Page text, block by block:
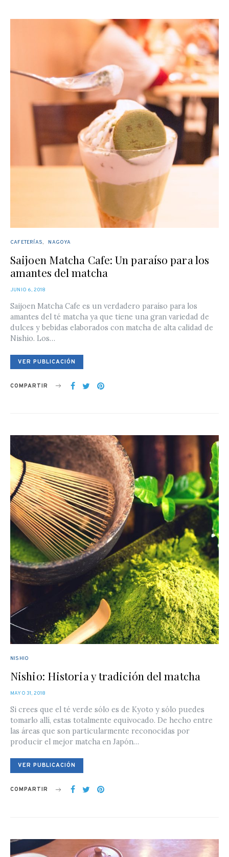
CAFETERÍAS NAGOYA
Saijoen Matcha Cafe: Un paraíso para los
amantes del matcha
POSTED
JUNIO 6, 2018
Saijoen Matcha Cafe es un verdadero paraíso para los
amantes del té matcha ya que tiene una gran variedad de
dulces y bebidas elaborados con matcha de alta calidad de
Nishio. Los…
VER PUBLICACIÓN
COMPARTIR
NISHIO
Nishio: Historia y tradición del matcha
POSTED
MAYO 31, 2018
Si crees que el té verde sólo es de Kyoto y sólo puedes
tomarlo allí, estas totalmente equivocado. De hecho entre
las áreas que son particularmente reconocidas por
producir el mejor matcha en Japón…
VER PUBLICACIÓN
COMPARTIR